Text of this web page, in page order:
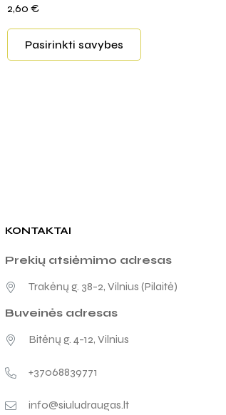
2,60 €
Pasirinkti savybes
KONTAKTAI
Prekių atsiėmimo adresas
Trakėnų g. 38-2, Vilnius (Pilaitė)
Buveinės adresas
Bitėnų g. 4-12, Vilnius
+37068839771
info@siuludraugas.lt